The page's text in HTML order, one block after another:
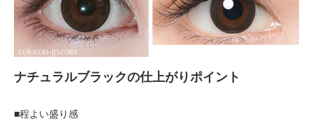
ナチュラルブラックの仕上がりポイント
■程よい盛り感